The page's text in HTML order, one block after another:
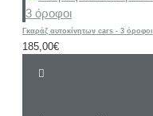
Γκαράζ αυτοκίνητων cars - 3 όροφοι
185,00€